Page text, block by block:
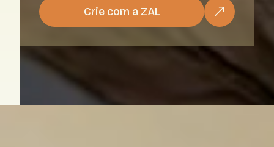
Crie com a ZAL